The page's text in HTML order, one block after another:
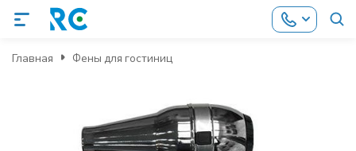
Главная Фены для гостиниц